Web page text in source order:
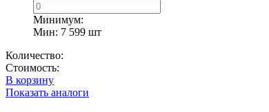
Минимум:
Мин: 7 599 шт
Количество:
Стоимость:
В корзину
Показать аналоги